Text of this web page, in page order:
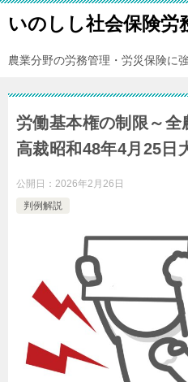
いのしし社会保険労
農業分野の労務管理・労災保険に
労働基本権の制限～
高裁昭和48年4月25日
公開日： 2026年2月26日
判例解説